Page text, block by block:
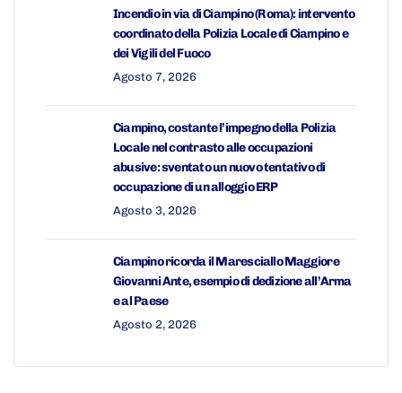
Incendio in via di Ciampino (Roma): intervento
coordinato della Polizia Locale di Ciampino e
dei Vigili del Fuoco
Agosto 7, 2026
Ciampino, costante l’impegno della Polizia
Locale nel contrasto alle occupazioni
abusive: sventato un nuovo tentativo di
occupazione di un alloggio ERP
Agosto 3, 2026
Ciampino ricorda il Maresciallo Maggiore
Giovanni Ante, esempio di dedizione all’Arma
e al Paese
Agosto 2, 2026